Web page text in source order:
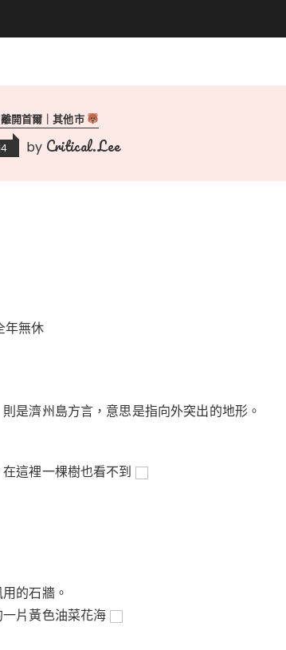
開首爾｜其他市
by Critical.Lee
年無休
是濟州島方言，意思是指向外突出的地形。
這裡一棵樹也看不到
的石牆。
片黃色油菜花海